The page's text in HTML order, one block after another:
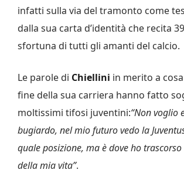
infatti sulla via del tramonto come
dalla sua carta d’identità che recita
sfortuna di tutti gli amanti del calcio.
Le parole di Chiellini in merito a
fine della sua carriera hanno fatto
moltissimi tifosi juventini:“Non voglio
bugiardo, nel mio futuro vedo la
quale posizione, ma è dove ho
della mia vita”.